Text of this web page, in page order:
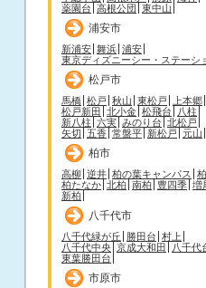
薬園台 高根公団 東中山
浦安市
新浦安 舞浜 浦安
東京ディズニーシー・ステーシ
松戸市
馬橋 松戸 秋山 東松戸
上本郷
松戸新田 北小金 松飛台
八柱
新八柱 六実 みのり台 北松戸
矢切 五香 常盤平 新松戸 元山
柏市
高柳 逆井 柏の葉キャンパス
柏
柏たなか 北柏 南柏 豊四季 増
新柏
八千代市
八千代緑が丘 勝田台 村上
八千代中央 京成大和田
八千代
東葉勝田台
市原市